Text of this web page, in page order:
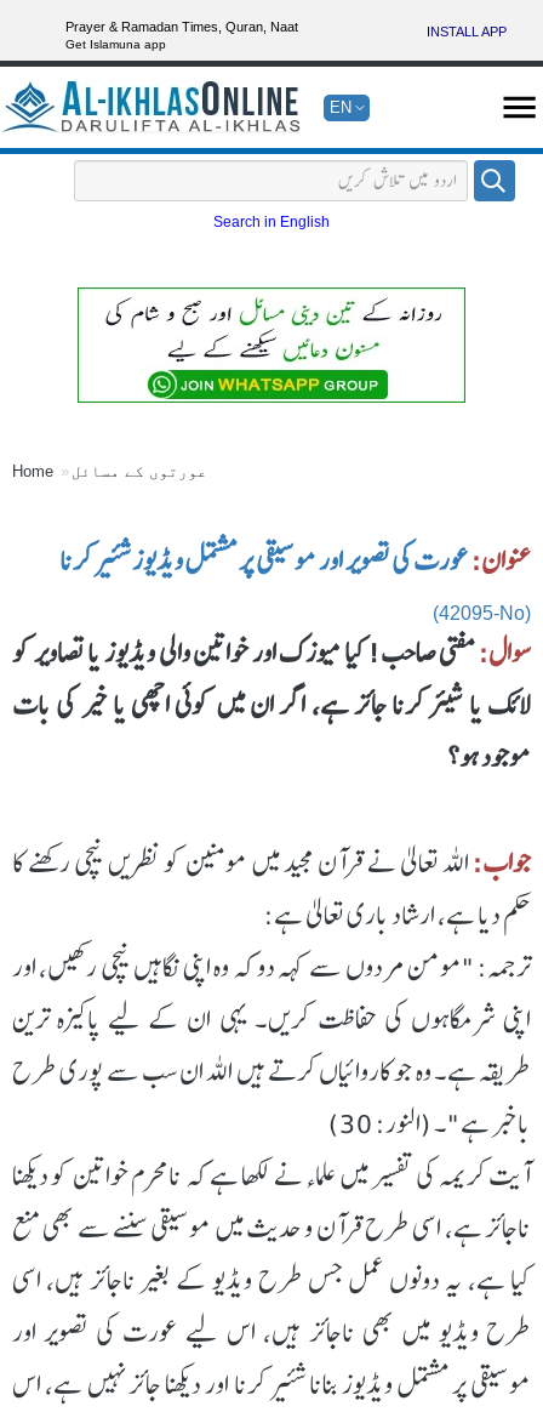
Prayer & Ramadan Times, Quran, Naat
Get Islamuna app
INSTALL APP
EN
Search in English
Home عورتوں کے مسائل
عنوان:عورت کی تصویر اور موسیقی پر مشتمل ویڈیوز شئیر کرنا
(42095-No)
سوال:مفتی صاحب! کیا میوزک اور خواتین والی ویڈیوز یا تصاویر کو
لائک یا شیئر کرنا جائز ہے، اگر ان میں کوئی اچھی یا خیر کی بات
موجود ہو؟
جواب:اللہ تعالیٰ نے قرآن مجید میں مومنین کو نظریں نیچی رکھنے کا
حکم دیا ہے، ارشاد باری تعالیٰ ہے:
ترجمہ: "مومن مردوں سے کہہ دو کہ وہ اپنی نگاہیں نیچی رکھیں، اور
اپنی شرمگاہوں کی حفاظت کریں۔ یہی ان کے لیے پاکیزہ ترین
طریقہ ہے۔ وہ جو کاروائیاں کرتے ہیں الله ان سب سے پوری طرح
باخبر ہے"۔ (النور: 30)
آیت کریمہ کی تفسیر میں علماء نے لکھا ہے کہ نامحرم خواتین کو دیکھنا
ناجائز ہے، اسی طرح قرآن و حدیث میں موسیقی سننے سے بھی منع
کیا ہے، یہ دونوں عمل جس طرح ویڈیو کے بغیر ناجائز ہیں، اسی
طرح ویڈیو میں بھی ناجائز ہیں، اس لیے عورت کی تصویر اور
موسیقی پر مشتمل ویڈیوز بنانا شئیر کرنا اور دیکھنا جائز نہیں ہے، اس